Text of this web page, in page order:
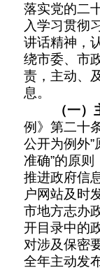
落实党的二
入学习贯彻
讲话精神，
绕市委、市
责， 主动、
息。
（一）
例》第二十
公开为例外”
准确”的原
推进政府信
户网站及时
市地方志办
开目录中的
对涉及保密
全年主动发